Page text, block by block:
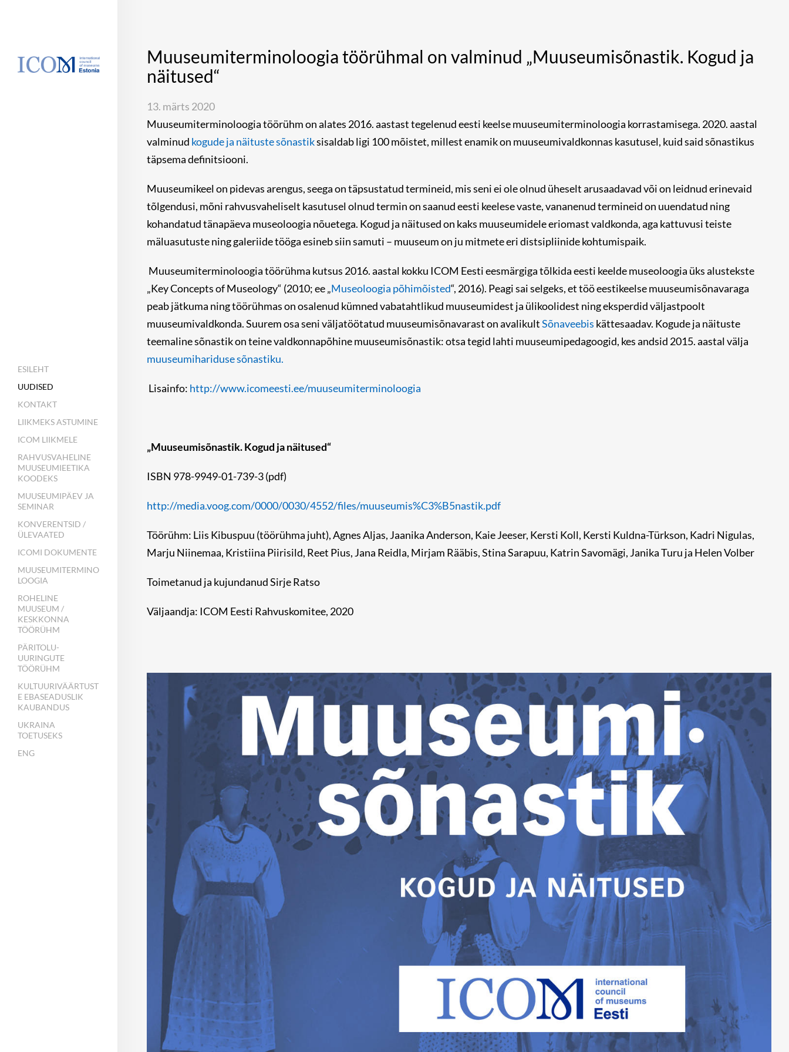
ESILEHT
UUDISED
KONTAKT
LIIKMEKS ASTUMINE
ICOM LIIKMELE
RAHVUSVAHELINE
MUUSEUMIEETIKA
KOODEKS
MUUSEUMIPÄEV JA
SEMINAR
KONVERENTSID /
ÜLEVAATED
ICOMI DOKUMENTE
MUUSEUMITERMINO
LOOGIA
ROHELINE
MUUSEUM /
KESKKONNA
TÖÖRÜHM
PÄRITOLU-
UURINGUTE
TÖÖRÜHM
KULTUURIVÄÄRTUST
E EBASEADUSLIK
KAUBANDUS
UKRAINA
TOETUSEKS
ENG
Muuseumiterminoloogia töörühmal on valminud „Muuseumisõnastik. Kogud ja
näitused“
13. märts 2020
Muuseumiterminoloogia töörühm on alates 2016. aastast tegelenud eesti keelse muuseumiterminoloogia korrastamisega. 2020. aastal
valminud kogude ja näituste sõnastiksisaldab ligi 100 mõistet, millest enamik on muuseumivaldkonnas kasutusel, kuid said sõnastikus
täpsema definitsiooni.
Muuseumikeel on pidevas arengus, seega on täpsustatud termineid, mis seni ei ole olnud üheselt arusaadavad või on leidnud erinevaid
tõlgendusi, mõni rahvusvaheliselt kasutusel olnud termin on saanud eesti keelese vaste, vananenud termineid on uuendatud ning
kohandatud tänapäeva museoloogia nõuetega. Kogud ja näitused on kaks muuseumidele eriomast valdkonda, aga kattuvusi teiste
mäluasutuste ning galeriide tööga esineb siin samuti – muuseum on ju mitmete eri distsipliinide kohtumispaik.
Muuseumiterminoloogia töörühma kutsus 2016. aastal kokku ICOM Eesti eesmärgiga tõlkida eesti keelde museoloogia üks alustekste
„Key Concepts of Museology“ (2010; ee „Museoloogia põhimõisted“, 2016). Peagi sai selgeks, et töö eestikeelse muuseumisõnavaraga
peab jätkuma ning töörühmas on osalenud kümned vabatahtlikud muuseumidest ja ülikoolidest ning eksperdid väljastpoolt
muuseumivaldkonda. Suurem osa seni väljatöötatud muuseumisõnavarast on avalikultSõnaveebis kättesaadav. Kogude ja näituste
teemaline sõnastik on teine valdkonnapõhine muuseumisõnastik: otsa tegid lahti muuseumipedagoogid, kes andsid 2015. aastal välja
muuseumihariduse sõnastiku.
Lisainfo: http://www.icomeesti.ee/muuseumiterminoloogia
„Muuseumisõnastik. Kogud ja näitused“
ISBN 978-9949-01-739-3 (pdf)
http://media.voog.com/0000/0030/4552/files/muuseumis%C3%B5nastik.pdf
Töörühm: Liis Kibuspuu (töörühma juht), Agnes Aljas, Jaanika Anderson, Kaie Jeeser, Kersti Koll, Kersti Kuldna-Türkson, Kadri Nigulas,
Marju Niinemaa, Kristiina Piirisild, Reet Pius, Jana Reidla, Mirjam Rääbis, Stina Sarapuu, Katrin Savomägi, Janika Turu ja Helen Volber
Toimetanud ja kujundanud Sirje Ratso
Väljaandja: ICOM Eesti Rahvuskomitee, 2020